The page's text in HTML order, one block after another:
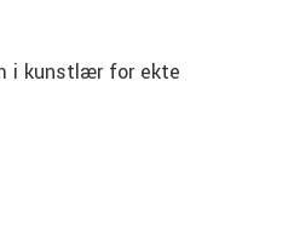
i kunstlær for ekte